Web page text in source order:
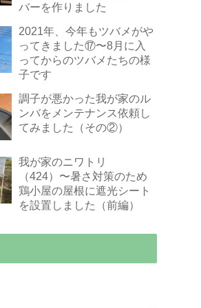
バーを作りました
2021年、今年もツバメがや
ってきました⑰〜8月に入
ってからのツバメたちの様
子です
調子が悪かった我が家のル
ンバをメンテナンス依頼し
てみました（その②）
我が家のニワトリ
（424）〜暑さ対策のため
鶏小屋の屋根に遮光シート
を設置しました（前編）